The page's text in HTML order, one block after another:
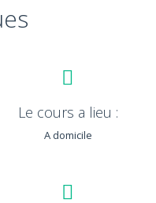
Le cours a lieu :
A domicile